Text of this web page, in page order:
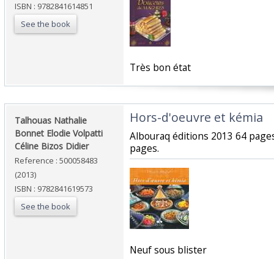
ISBN : 9782841614851
See the book
‎Très bon état‎
‎Talhouas Nathalie
Bonnet Elodie Volpatti
Céline Bizos Didier‎
Reference : 500058483
(2013)
ISBN : 9782841619573
See the book
‎Hors-d'oeuvre et kémia‎
‎Albouraq éditions 2013 64
pages.‎
‎Neuf sous blister‎